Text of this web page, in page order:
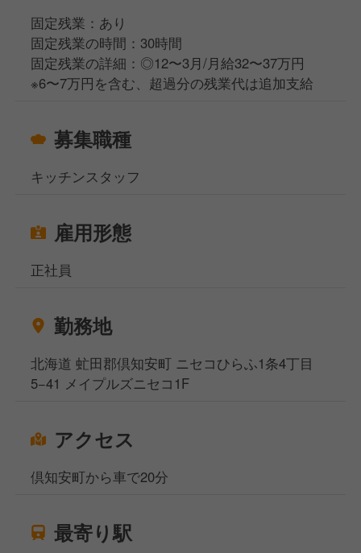
固定残業：あり
固定残業の時間：30時間
固定残業の詳細：◎12〜3月/月給32〜37万円
※6〜7万円を含む、超過分の残業代は追加支給
募集職種
キッチンスタッフ
雇用形態
正社員
勤務地
北海道 虻田郡倶知安町 ニセコひらふ1条4丁目
5−41 メイプルズニセコ1F
アクセス
倶知安町から車で20分
最寄り駅